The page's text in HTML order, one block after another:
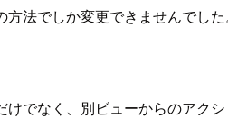
法でしか変更できませんでした
でなく、別ビューからのアク